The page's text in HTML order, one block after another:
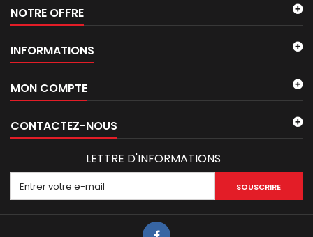
NOTRE OFFRE
INFORMATIONS
MON COMPTE
CONTACTEZ-NOUS
LETTRE D'INFORMATIONS
SOUSCRIRE